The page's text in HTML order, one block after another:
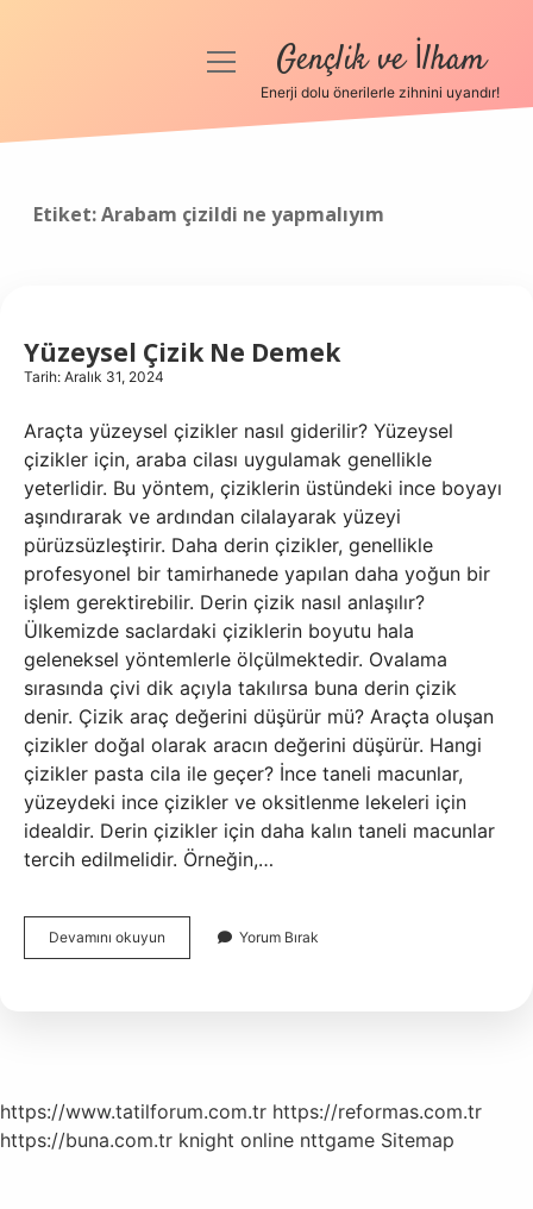
Anasayfa
menüyüGençlik ve İlham
Enerji dolu önerilerle zihnini uyandır!
Etiket:Arabam çizildi ne yapmalıyım
Yüzeysel Çizik Ne Demek
Tarih: Aralık 31, 2024
Araçta yüzeysel çizikler nasıl giderilir? Yüzeysel
çizikler için, araba cilası uygulamak genellikle
yeterlidir. Bu yöntem, çiziklerin üstündeki ince boyayı
aşındırarak ve ardından cilalayarak yüzeyi
pürüzsüzleştirir. Daha derin çizikler, genellikle
profesyonel bir tamirhanede yapılan daha yoğun bir
işlem gerektirebilir. Derin çizik nasıl anlaşılır?
Ülkemizde saclardaki çiziklerin boyutu hala
geleneksel yöntemlerle ölçülmektedir. Ovalama
sırasında çivi dik açıyla takılırsa buna derin çizik
denir. Çizik araç değerini düşürür mü? Araçta oluşan
çizikler doğal olarak aracın değerini düşürür. Hangi
çizikler pasta cila ile geçer? İnce taneli macunlar,
yüzeydeki ince çizikler ve oksitlenme lekeleri için
idealdir. Derin çizikler için daha kalın taneli macunlar
tercih edilmelidir. Örneğin,…
Devamını okuyun Yüzeysel
Çizik
Yorum Bırak
https://www.tatilforum.com.tr https://reformas.com.tr
https://buna.com.tr knight online nttgame Sitemap